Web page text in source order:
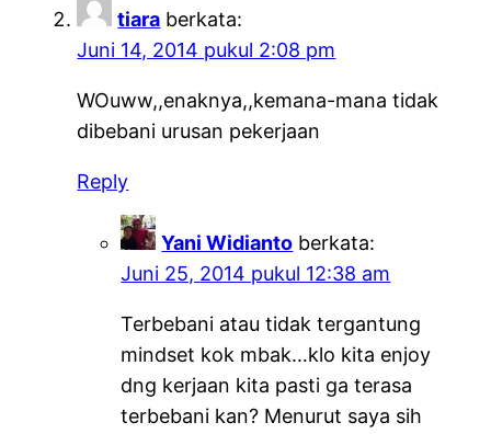
tiara berkata:
Juni 14, 2014 pukul 2:08 pm
WOuww,,enaknya,,kemana-mana tidak
dibebani urusan pekerjaan
Reply
Yani Widianto berkata:
Juni 25, 2014 pukul 12:38 am
Terbebani atau tidak tergantung
mindset kok mbak…klo kita enjoy
dng kerjaan kita pasti ga terasa
terbebani kan? Menurut saya sih